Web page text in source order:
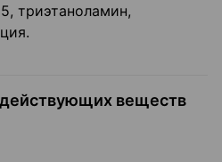
триэтаноламин,
веществ